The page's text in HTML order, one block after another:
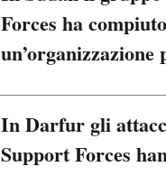
Forces ha
In Darfur gli
Support Forces